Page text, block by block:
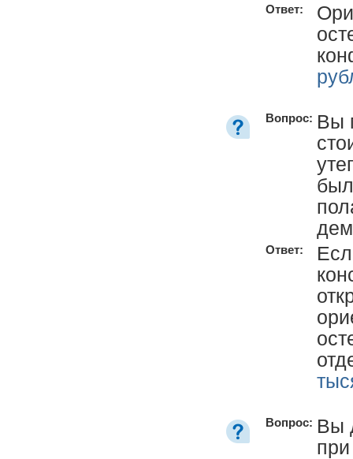
Ответ:
Вопрос: Вы
Ответ:
Вопрос: Вы